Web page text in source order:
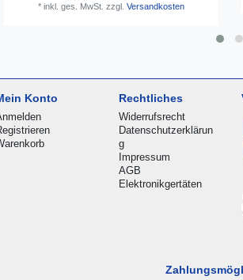
* inkl. ges. MwSt. zzgl. Versandkosten
Konto Rechtliches
Widerrufsrecht
Datenschutzerklärun
g
Impressum
AGB
Elektronikgertäten